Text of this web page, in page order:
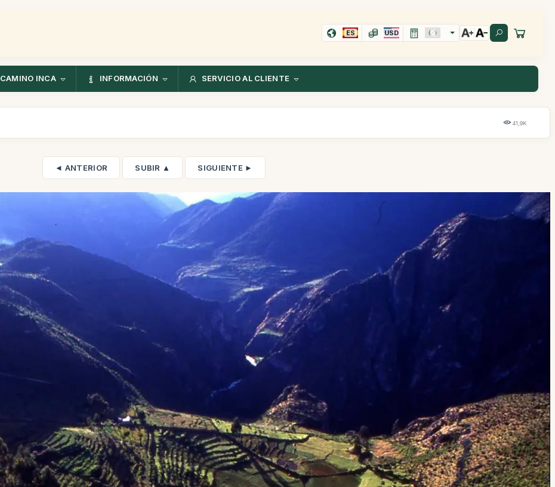
ES USD
CAMINO INCA INFORMACIÓN SERVICIO AL CLIENTE
41,9K
◄ ANTERIOR SUBIR ▲ SIGUIENTE ►